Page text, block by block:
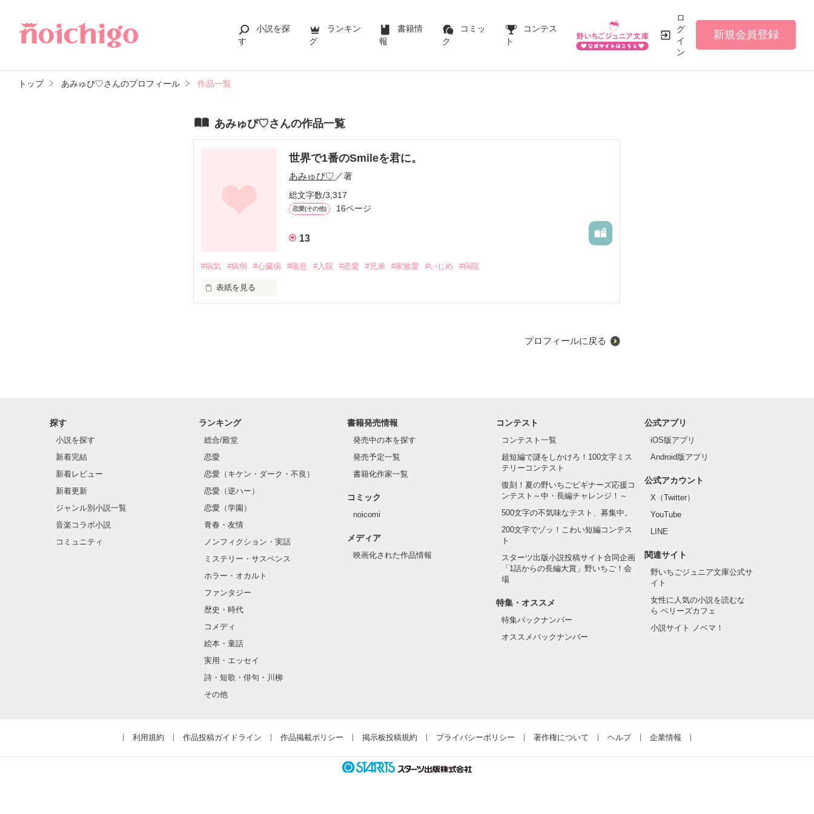
小説を探
す
ランキン
グ
書籍情
報
コミッ
ク
コンテス
ト
ロ
グ
イ
ン
新規会員登録
トップ あみゅぴ♡さんのプロフィール 作品一覧
あみゅぴ♡さんの作品一覧
世界で1番のSmileを君に。
あみゅぴ♡ ／著
総文字数/3,317
恋愛(その他) 16ページ
13
#病気 #病弱 #心臓病 #喘息 #入院 #恋愛 #兄弟 #家族愛 #いじめ #病院
表紙を見る
だから、大丈夫。
┈┈┈┈┈┈┈┈┈┈┈┈┈┈┈
如月 花音[ｷｻﾗｷﾞｶﾉﾝ](30)
如月家の長女。
如月病院の看護師。
結愛には特別優しい。
優しくて、おしとやか。
如月 陽空 [ｷｻﾗｷﾞﾋﾅﾀ](27)
結愛の主治医。
優しいが怒ると怖い。
プロフィールに戻る
探す
小説を探す
新着完結
新着レビュー
新着更新
ジャンル別小説一覧
音楽コラボ小説
コミュニティ
ランキング
総合/殿堂
恋愛
恋愛（キケン・ダーク・不良）
恋愛（逆ハー）
恋愛（学園）
青春・友情
ノンフィクション・実話
ミステリー・サスペンス
ホラー・オカルト
ファンタジー
歴史・時代
コメディ
絵本・童話
実用・エッセイ
詩・短歌・俳句・川柳
その他
書籍発売情報
発売中の本を探す
発売予定一覧
書籍化作家一覧
コミック
noicomi
メディア
映画化された作品情報
コンテスト
コンテスト一覧
超短編で謎をしかけろ！100文字ミス
テリーコンテスト
復刻！夏の野いちごビギナーズ応援コ
ンテスト～中・長編チャレンジ！～
500文字の不気味なテスト、募集中。
200文字でゾッ！こわい短編コンテス
ト
スターツ出版小説投稿サイト合同企画
「1話からの長編大賞」野いちご！会
場
特集・オススメ
特集バックナンバー
オススメバックナンバー
公式アプリ
iOS版アプリ
Android版アプリ
公式アカウント
X（Twitter）
YouTube
LINE
関連サイト
野いちごジュニア文庫公式サ
イト
女性に人気の小説を読むな
ら ベリーズカフェ
小説サイト ノベマ！
利用規約 作品投稿ガイドライン 作品掲載ポリシー 掲示板投稿規約 プライバシーポリシー 著作権について ヘルプ 企業情報